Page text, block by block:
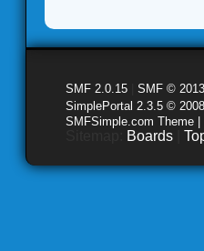
SMF 2.0.15 SMF © 2013
SimplePortal 2.3.5 ©
SMFSimple.com Theme
Boards